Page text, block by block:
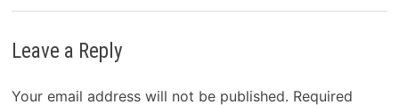
Leave a Reply
Your email address will not be published. Required